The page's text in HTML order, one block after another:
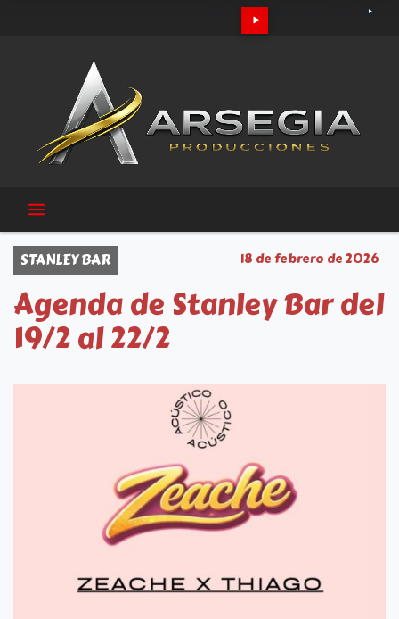
STANLEY BAR 18 de febrero de 2026
Agenda de Stanley Bar del
19/2 al 22/2